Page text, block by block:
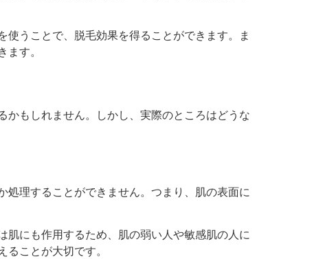
うことで、脱毛効果を得ることができます。ま
す。
もしれません。しかし、実際のところはどうな
理することができません。つまり、肌の表面に
にも作用するため、肌の弱い人や敏感肌の人に
ことが大切です。